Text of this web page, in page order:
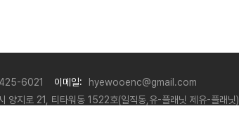
6021 이메일:
hyewooenc@gmail.com
양지로 21, 티타워동 1522호(일직동,유-플래닛 제유-플래닛)